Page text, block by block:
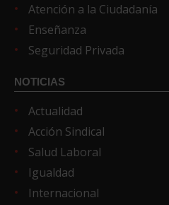
Atención a la Ciudadanía
Enseñanza
Seguridad Privada
NOTICIAS
Actualidad
Acción Sindical
Salud Laboral
Igualdad
Internacional